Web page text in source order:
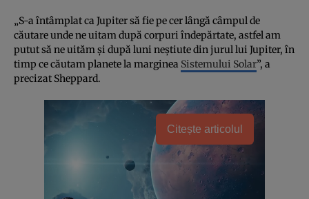
„S-a întâmplat ca Jupiter să fie pe cer lângă câmpul de
căutare unde ne uitam după corpuri îndepărtate, astfel am
putut să ne uităm şi după luni neştiute din jurul lui Jupiter, în
timp ce căutam planete la marginea Sistemului Solar”, a
precizat Sheppard.
Citește articolul